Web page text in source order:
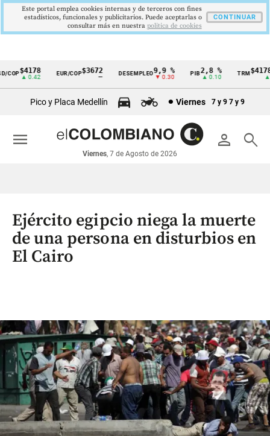
Cintillo
económicos
Colombia
$4178
▲ 0.42
EUR/COP$3672 DESEMPLEO9,9 %
▼ 0.30
2,8 %
▲ 0.10
TRM
▲
Pico y Placa Medellín Viernes 7 y 9 7 y 9
person search
Viernes, 7 de Agosto de 2026
menu
Ejército egipcio niega la muerte
de una persona en disturbios en
El Cairo
Este portal emplea cookies internas y de terceros con fines
estadísticos, funcionales y publicitarios. Puede aceptarlas o
consultar más en nuestra politica de cookies
CONTINUAR